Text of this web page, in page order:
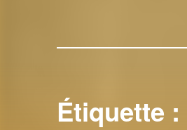
Étiquette :